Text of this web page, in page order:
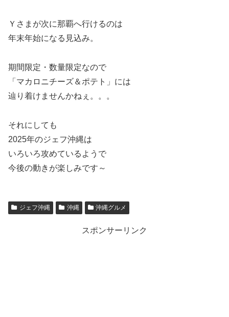
Ｙさまが次に那覇へ行けるのは
年末年始になる見込み。
期間限定・数量限定なので
「マカロニチーズ＆ポテト」には
辿り着けませんかねぇ。。。
それにしても
2025年のジェフ沖縄は
いろいろ攻めているようで
今後の動きが楽しみです～
ジェフ沖縄 沖縄 沖縄グルメ
スポンサーリンク